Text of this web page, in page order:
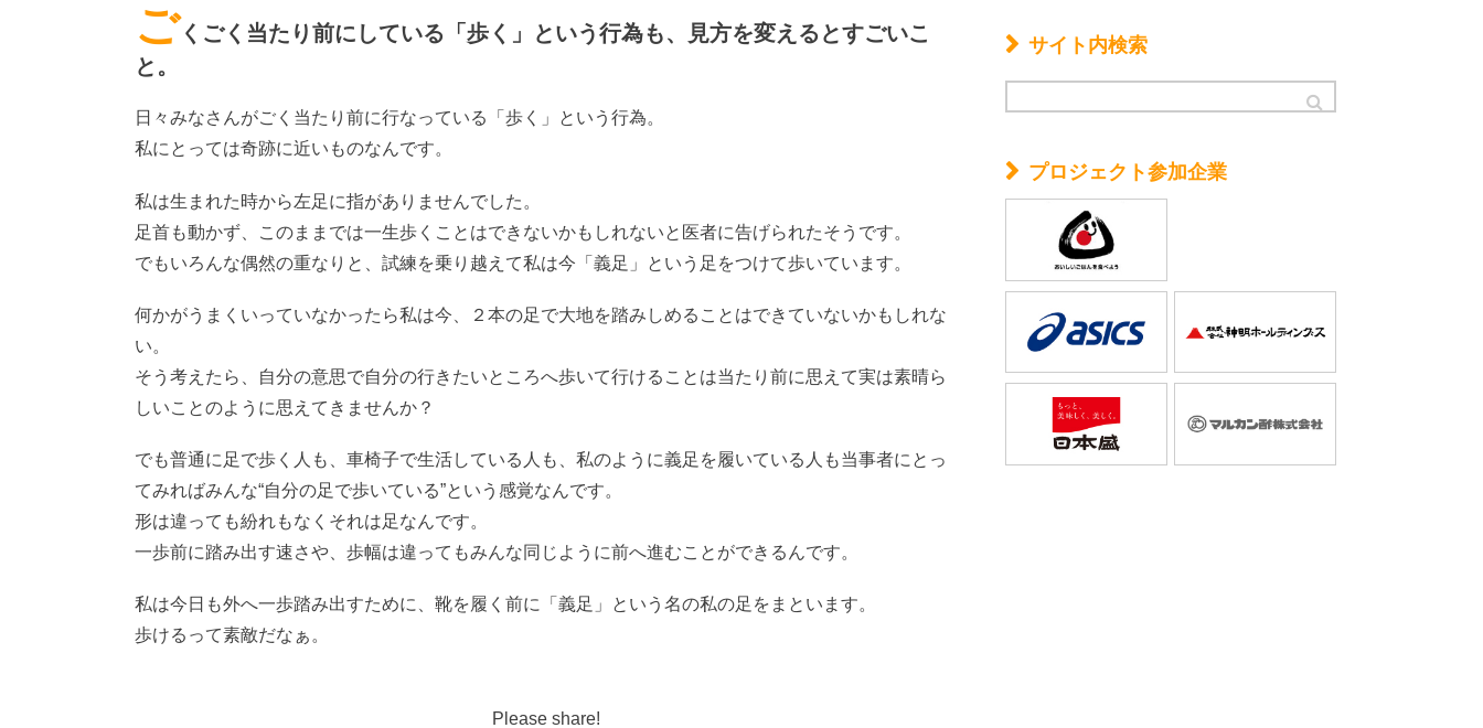
ご くごく当たり前にしている「歩く」という行為も、見方を変えるとすごいこ
と。
日々みなさんがごく当たり前に行なっている「歩く」という行為。
私にとっては奇跡に近いものなんです。
私は生まれた時から左足に指がありませんでした。
足首も動かず、このままでは一生歩くことはできないかもしれないと医者に告げられたそうです。
でもいろんな偶然の重なりと、試練を乗り越えて私は今「義足」という足をつけて歩いています。
何かがうまくいっていなかったら私は今、２本の足で大地を踏みしめることはできていないかもしれな
い。
そう考えたら、自分の意思で自分の行きたいところへ歩いて行けることは当たり前に思えて実は素晴ら
しいことのように思えてきませんか？
でも普通に足で歩く人も、車椅子で生活している人も、私のように義足を履いている人も当事者にとっ
てみればみんな“自分の足で歩いている”という感覚なんです。
形は違っても紛れもなくそれは足なんです。
一歩前に踏み出す速さや、歩幅は違ってもみんな同じように前へ進むことができるんです。
私は今日も外へ一歩踏み出すために、靴を履く前に「義足」という名の私の足をまといます。
歩けるって素敵だなぁ。
Please share!
サイト内検索
プロジェクト参加企業